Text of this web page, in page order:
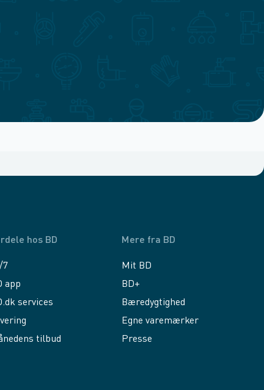
hos BD
7
app
services
tilbud
Mere fra BD
Mit BD
BD+
Bæredygtighed
Egne varemærker
Presse